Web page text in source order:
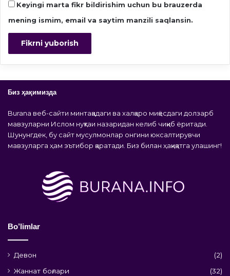
Keyingi marta fikr bildirishim uchun bu brauzerda
mening ismim, email va saytim manzili saqlansin.
Биз ҳақимизда
Burana веб-сайти минтақадаги ва халқаро миқёсдаги долзарб
мавзуларни Ислом нуқтаи назаридан келиб чиқиб ёритади.
Шунунгдек, бу сайт мусулмонлар онгини юксалтирувчи
мавзуларга ҳам эътибор қаратади. Биз билан ҳақиқатга улашинг!
Bo’limlar
Девон
(2)
Жаннат боғлари
(32)